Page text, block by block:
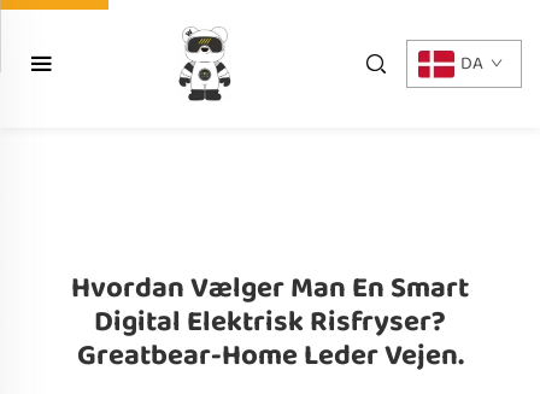
DA
Hvordan Vælger Man En Smart
Digital Elektrisk Risfryser?
Greatbear-Home Leder Vejen.